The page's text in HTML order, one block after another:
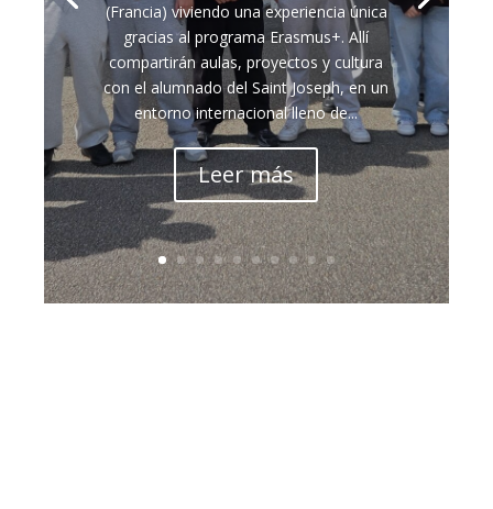
(Francia) viviendo una experiencia única
gracias al programa Erasmus+. Allí
compartirán aulas, proyectos y cultura
con el alumnado del Saint Joseph, en un
entorno internacional lleno de...
Leer más